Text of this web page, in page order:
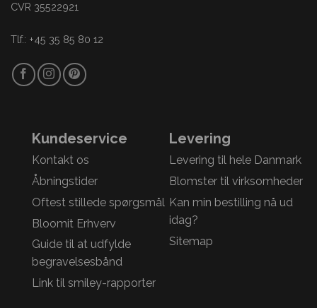
CVR 35522921
Tlf.: +45 35 85 80 12
Kundeservice
Kontakt os
Åbningstider
Oftest stillede spørgsmål
Bloomit Erhverv
Guide til at udfylde
begravelsesbånd
Link til smiley-rapporter
Levering
Levering til hele Danmark
Blomster til virksomheder
Kan min bestilling nå ud
idag?
Sitemap